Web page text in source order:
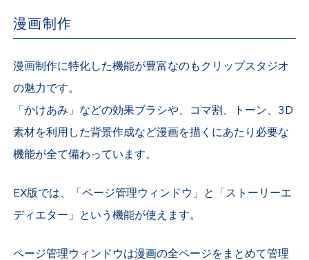
漫画制作
漫画制作に特化した機能が豊富なのもクリップスタジオ
の魅力です。
「かけあみ」などの効果ブラシや、コマ割、トーン、3D
素材を利用した背景作成など漫画を描くにあたり必要な
機能が全て備わっています。
EX版では、「ページ管理ウィンドウ」と「ストーリーエ
ディエター」という機能が使えます。
ページ管理ウィンドウは漫画の全ページをまとめて管理